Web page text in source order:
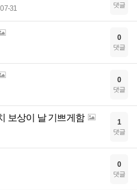
07-31 댓글
0
댓글
0
댓글
보상이 날 기쁘게함 1
댓글
0
댓글